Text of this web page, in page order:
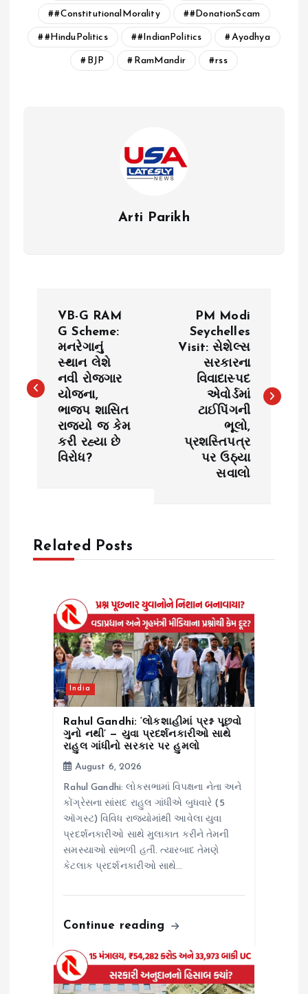
#ConstitutionalMorality #DonationScam
#HinduPolitics #IndianPolitics Ayodhya
BJP RamMandir rss
Arti Parikh
s
t
VB-G RAM
G Scheme:
મનરેગાનું
સ્થાન લેશે
નવી રોજગાર
યોજના,
ભાજપ શાસિત
રાજ્યો જ કેમ
કરી રહ્યા છે
વિરોધ?
PM Modi
Seychelles
Visit: સેશેલ્સ
સરકારના
વિવાદાસ્પદ
એવોર્ડમાં
ટાઈપિંગની
ભૂલો,
પ્રશસ્તિપત્ર
પર ઉઠ્યા
સવાલો
Related Posts
India
Rahul Gandhi: ‘લોકશાહીમાં પ્રશ્ન પૂછવો
ગુનો નથી’ — યુવા પ્રદર્શનકારીઓ સાથે
રાહુલ ગાંધીનો સરકાર પર હુમલો
August 6, 2026
Rahul Gandhi: લોકસભામાં વિપક્ષના નેતા અને
કોંગ્રેસના સાંસદ રાહુલ ગાંધીએ બુધવારે (5
ઑગસ્ટ) વિવિધ રાજ્યોમાંથી આવેલા યુવા
પ્રદર્શનકારીઓ સાથે મુલાકાત કરીને તેમની
સમસ્યાઓ સાંભળી હતી. ત્યારબાદ તેમણે
કેટલાક પ્રદર્શનકારીઓ સાથે…
Continue reading